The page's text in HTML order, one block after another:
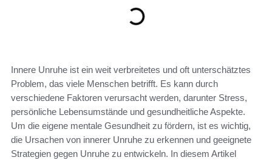
Innere Unruhe ist ein weit verbreitetes und oft unterschätztes
Problem, das viele Menschen betrifft. Es kann durch
verschiedene Faktoren verursacht werden, darunter Stress,
persönliche Lebensumstände und gesundheitliche Aspekte.
Um die eigene mentale Gesundheit zu fördern, ist es wichtig,
die Ursachen von innerer Unruhe zu erkennen und geeignete
Strategien gegen Unruhe zu entwickeln. In diesem Artikel